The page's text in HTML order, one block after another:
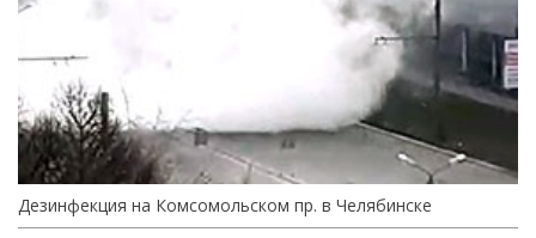
Дезинфекция на Комсомольском пр. в Челябинске